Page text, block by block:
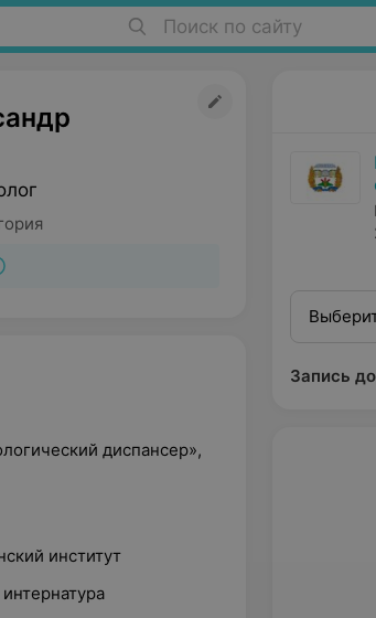
Поиск по сайту
диспансер»,
институт
Запись